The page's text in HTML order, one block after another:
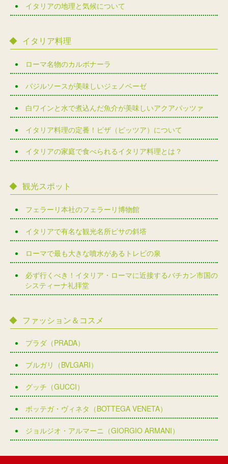
イタリアの地理と気候について
イタリア料理
ローマ名物のカルボナーラ
バジルソースが美味しいジェノベーゼ
白ワインと水で煮込んだ魚介が美味しいアクアパッツァ
イタリア料理の定番！ピザ（ピッツア）について
イタリアの家庭で食べられるイタリア料理とは？
観光スポット
フェラーリ本社のフェラーリ博物館
イタリアで有名な観光名所ピサの斜塔
ローマで最も大きな噴水があるトレビの泉
必ず行くべき！イタリア・ローマに近接するバチカン市国の
システィーナ礼拝堂
ファッション＆コスメ
プラダ（PRADA）
ブルガリ（BVLGARI）
グッチ（GUCCI）
ボッテガ・ヴィネタ（BOTTEGA VENETA）
ジョルジオ・アルマーニ（GIORGIO ARMANI）